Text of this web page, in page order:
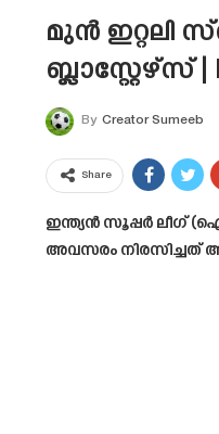
മുൻ ഇറ്റലി
ബ്ലാസ്റ്റേഴ്‌സ്
By Creator Sumeeb
Share
ഇന്ത്യൻ സൂപ്പർ ലീഗ്
അവസരം നിരസിച്ചത്